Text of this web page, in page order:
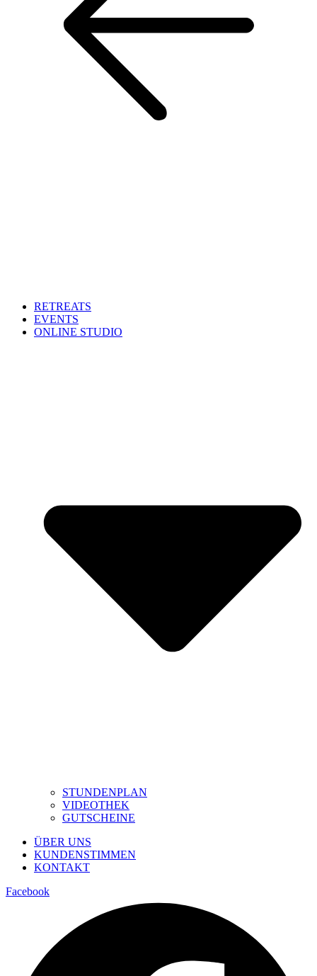
RETREATS
EVENTS
ONLINE STUDIO
STUNDENPLAN
VIDEOTHEK
GUTSCHEINE
ÜBER UNS
KUNDENSTIMMEN
KONTAKT
Facebook